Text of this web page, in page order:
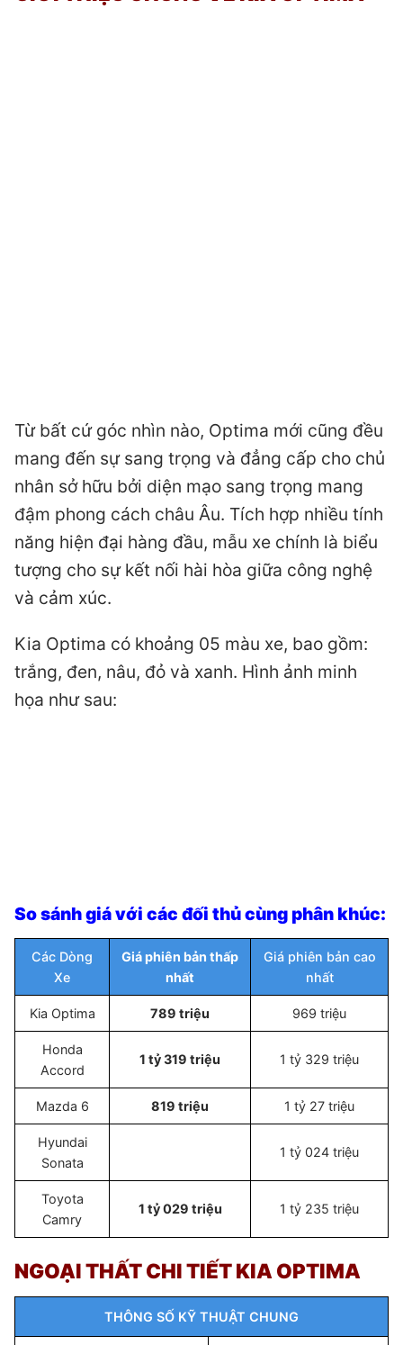
Từ bất cứ góc nhìn nào, Optima mới cũng đều
mang đến sự sang trọng và đẳng cấp cho chủ
nhân sở hữu bởi diện mạo sang trọng mang
đậm phong cách châu Âu. Tích hợp nhiều tính
năng hiện đại hàng đầu, mẫu xe chính là biểu
tượng cho sự kết nối hài hòa giữa công nghệ
và cảm xúc.
Kia Optima có khoảng 05 màu xe, bao gồm:
trắng, đen, nâu, đỏ và xanh. Hình ảnh minh
họa như sau:
So sánh giá với các đối thủ cùng phân khúc:
Các Dòng
Xe
Giá phiên bản thấp
nhất
Giá phiên bản cao
nhất
Kia Optima 789 triệu 969 triệu
Honda
Accord
1 tỷ 319 triệu 1 tỷ 329 triệu
Mazda 6 819 triệu 1 tỷ 27 triệu
Hyundai
Sonata
1 tỷ 024 triệu
Toyota
Camry
1 tỷ 029 triệu 1 tỷ 235 triệu
NGOẠI THẤT CHI TIẾT KIA OPTIMA
THÔNG SỐ KỸ THUẬT CHUNG